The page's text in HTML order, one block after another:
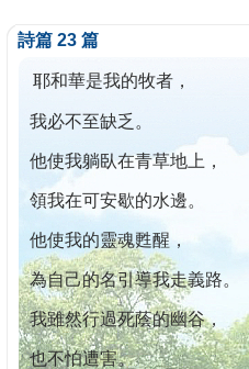
詩篇 23 篇
耶和華是我的牧者，
我必不至缺乏。
他使我躺臥在青草地上，
領我在可安歇的水邊。
他使我的靈魂甦醒，
為自己的名引導我走義路。
我雖然行過死蔭的幽谷，
也不怕遭害。
迄今已篩檢出1700位乳癌患者